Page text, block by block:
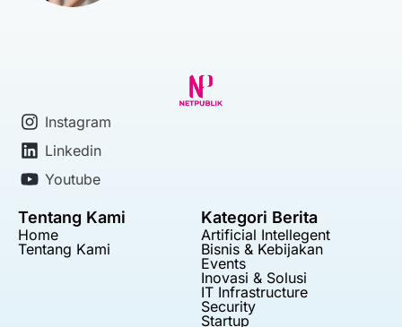
Instagram
Linkedin
Youtube
Tentang Kami
Home
Tentang Kami
Kategori Berita
Artificial Intellegent
Bisnis & Kebijakan
Events
Inovasi & Solusi
IT Infrastructure
Security
Startup